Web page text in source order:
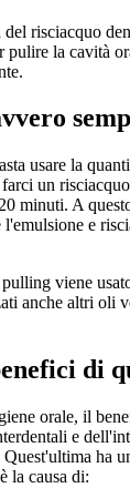
risciacquo
pulire la cavità
usare la
un
minuti. A
l'emulsione e
viene
anche altri oli
di
orale, il
e
ha
la causa di: